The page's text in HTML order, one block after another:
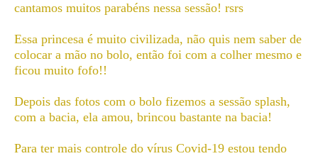
cantamos muitos parabéns nessa sessão! rsrs
Essa princesa é muito civilizada, não quis nem saber de
colocar a mão no bolo, então foi com a colher mesmo e
ficou muito fofo!!
Depois das fotos com o bolo fizemos a sessão splash,
com a bacia, ela amou, brincou bastante na bacia!
Para ter mais controle do vírus Covid-19 estou tendo